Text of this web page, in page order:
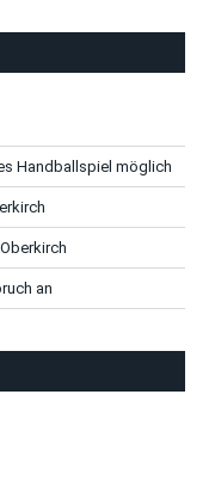
Handballspiel möglich
an